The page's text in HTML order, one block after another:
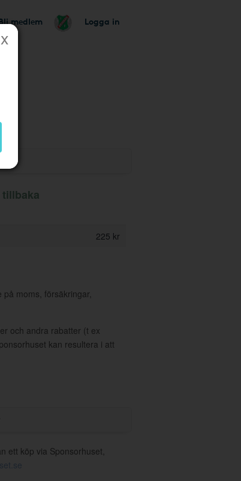
medlem Logga in
225 kr
på moms, försäkringar,
och andra rabatter (t ex
kan resultera i att
ett köp via Sponsorhuset,